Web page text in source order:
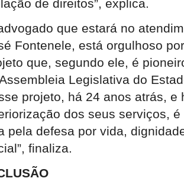
de direitos”, explica.
que estará no
Fontenele, está orgulhoso
que, segundo ele, é
Assembleia Legislativa do
projeto, há 24 anos atrás, e
dos seus serviços,
pela defesa por vida,
finaliza.